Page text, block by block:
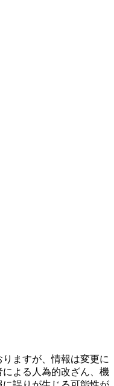
ますが、情報は変更に
よる人為的改ざん、機